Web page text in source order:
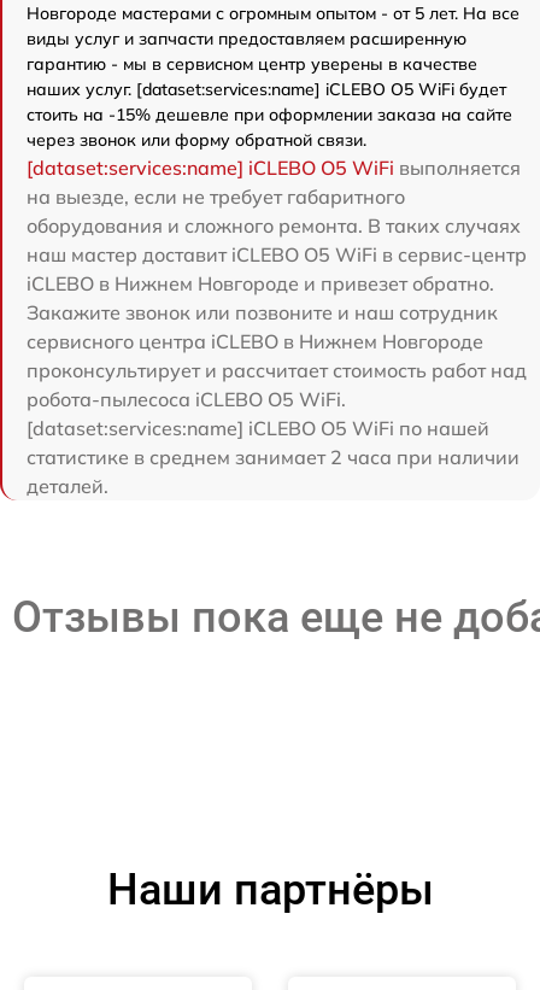
Новгороде мастерами с огромным опытом - от 5 лет. На все
виды услуг и запчасти предоставляем расширенную
гарантию - мы в сервисном центр уверены в качестве
наших услуг. [dataset:services:name] iCLEBO O5 WiFi будет
стоить на -15% дешевле при оформлении заказа на сайте
через звонок или форму обратной связи.
[dataset:services:name] iCLEBO O5 WiFi выполняется
на выезде, если не требует габаритного
оборудования и сложного ремонта. В таких случаях
наш мастер доставит iCLEBO O5 WiFi в сервис-центр
iCLEBO в Нижнем Новгороде и привезет обратно.
Закажите звонок или позвоните и наш сотрудник
сервисного центра iCLEBO в Нижнем Новгороде
проконсультирует и рассчитает стоимость работ над
робота-пылесоса iCLEBO O5 WiFi.
[dataset:services:name] iCLEBO O5 WiFi по нашей
статистике в среднем занимает 2 часа при наличии
деталей.
Отзывы пока еще не
Наши партнёры